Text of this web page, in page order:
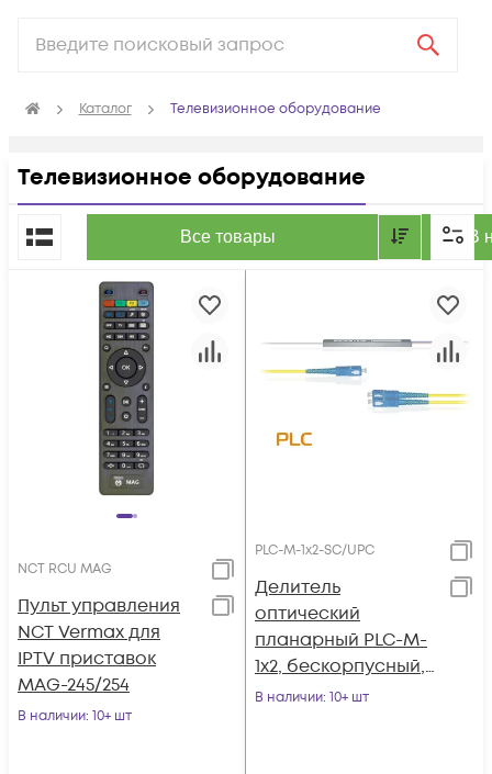
Каталог Телевизионное оборудование
Телевизионное оборудование
Все товары В
По популярности
NCT RCU MAG
Пульт управления
NCT Vermax для
IPTV приставок
MAG-245/254
В наличии: 10+ шт
PLC-M-1x2-SC/UPC
Делитель
оптический
планарный PLC-M-
1x2, бескорпусный,
разъемы SC/UPC
В наличии: 10+ шт